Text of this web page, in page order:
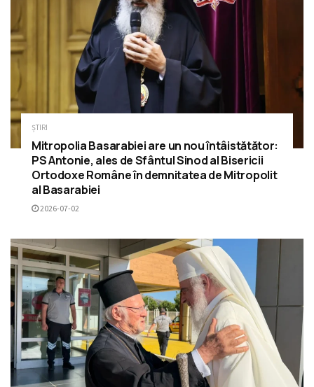
ȘTIRI
Mitropolia Basarabiei are un nou întâistătător:
PS Antonie, ales de Sfântul Sinod al Bisericii
Ortodoxe Române în demnitatea de Mitropolit
al Basarabiei
2026-07-02